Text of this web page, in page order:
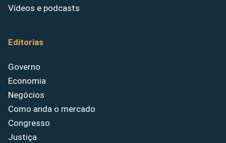
Vídeos e podcasts
Editorias
Governo
Economia
Negócios
Como anda o mercado
Congresso
Justiça